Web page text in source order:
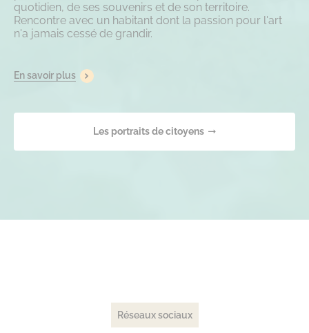
quotidien, de ses souvenirs et de son territoire.
Rencontre avec un habitant dont la passion pour l'art
n'a jamais cessé de grandir.
En savoir plus
Les portraits de citoyens
Réseaux sociaux